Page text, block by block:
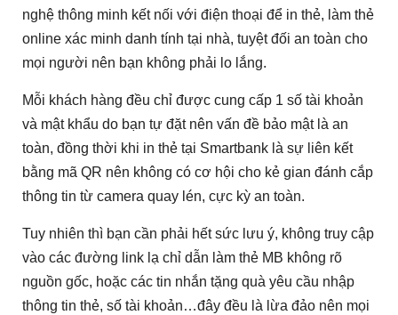
nghệ thông minh kết nối với điện thoại để in thẻ, làm thẻ
online xác minh danh tính tại nhà, tuyệt đối an toàn cho
mọi người nên bạn không phải lo lắng.
Mỗi khách hàng đều chỉ được cung cấp 1 số tài khoản
và mật khẩu do bạn tự đặt nên vấn đề bảo mật là an
toàn, đồng thời khi in thẻ tại Smartbank là sự liên kết
bằng mã QR nên không có cơ hội cho kẻ gian đánh cắp
thông tin từ camera quay lén, cực kỳ an toàn.
Tuy nhiên thì bạn cần phải hết sức lưu ý, không truy cập
vào các đường link lạ chỉ dẫn làm thẻ MB không rõ
nguồn gốc, hoặc các tin nhắn tặng quà yêu cầu nhập
thông tin thẻ, số tài khoản…đây đều là lừa đảo nên mọi